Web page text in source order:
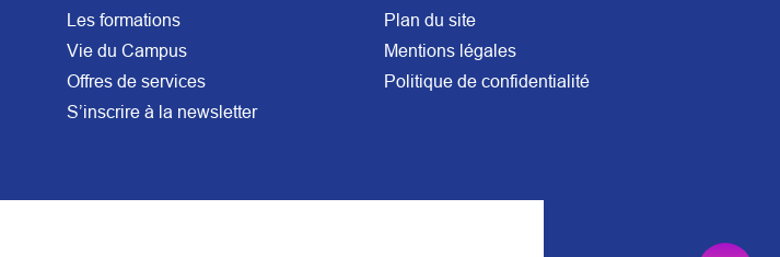
Les formations
Vie du Campus
Offres de services
S’inscrire à la newsletter
Plan du site
Mentions légales
Politique de confidentialité